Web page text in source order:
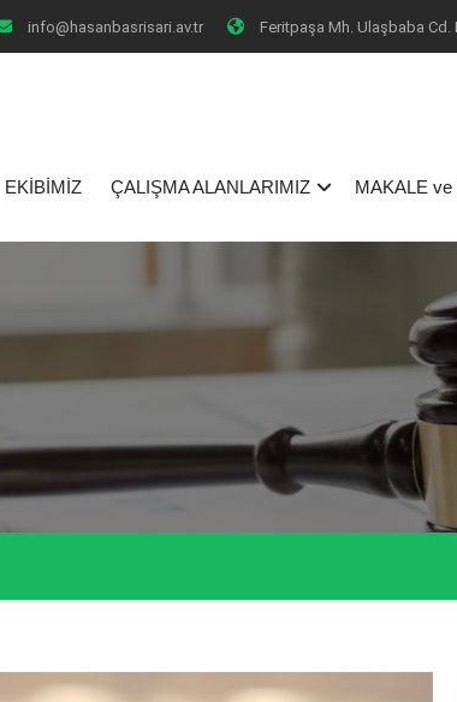
info@hasanbasrisari.av.tr Feritpaşa Mh. Ulaşbaba Cd.
EKİBİMİZ ÇALIŞMA ALANLARIMIZ MAKALE ve